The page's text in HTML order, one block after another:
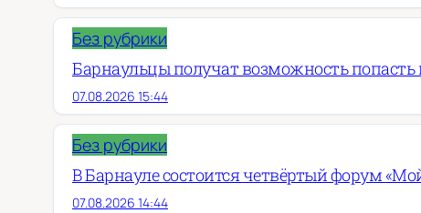
Без рубрики
Барнаульцы получат возможность
07.08.2026 15:44
Без рубрики
В Барнауле состоится четвёртый форум
07.08.2026 14:44